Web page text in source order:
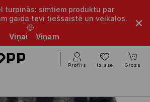
turpinās: simtiem produktu par
gaida tevi tiešsaistē un veikalos.
🤑
Viņai
Viņam
Profils Izlase Grozs